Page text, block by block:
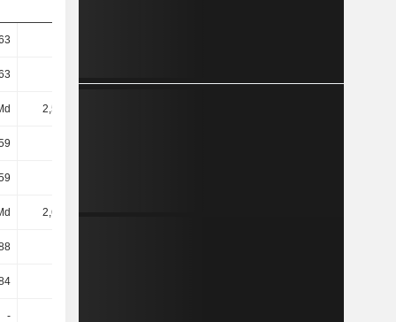
2,57 Md
2,63 Md
-